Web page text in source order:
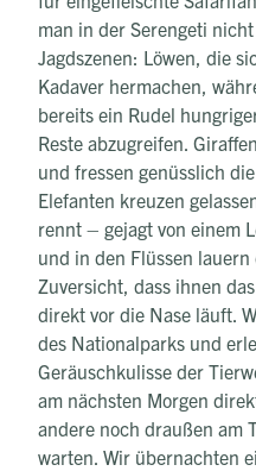
man in der Serengeti
Jagdszenen: Löwen, die
Kadaver hermachen,
bereits ein Rudel
Reste abzugreifen.
und fressen genüsslich
Elefanten kreuzen
rennt – gejagt von einem
und in den Flüssen
Zuversicht, dass ihnen
direkt vor die Nase läuft.
des Nationalparks und
Geräuschkulisse der
am nächsten Morgen
andere noch draußen am
warten. Wir übernachten